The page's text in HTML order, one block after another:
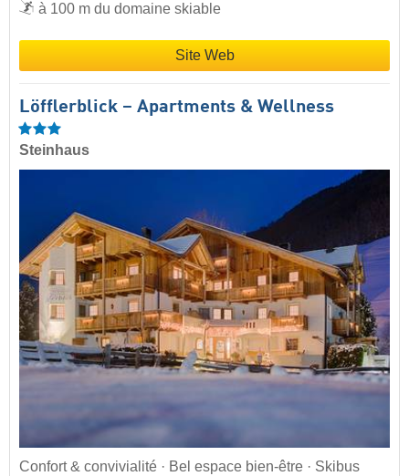
à 100 m du domaine skiable
Site Web
Löfflerblick – Apartments & Wellness
Steinhaus
Confort & convivialité · Bel espace bien-être · Skibus